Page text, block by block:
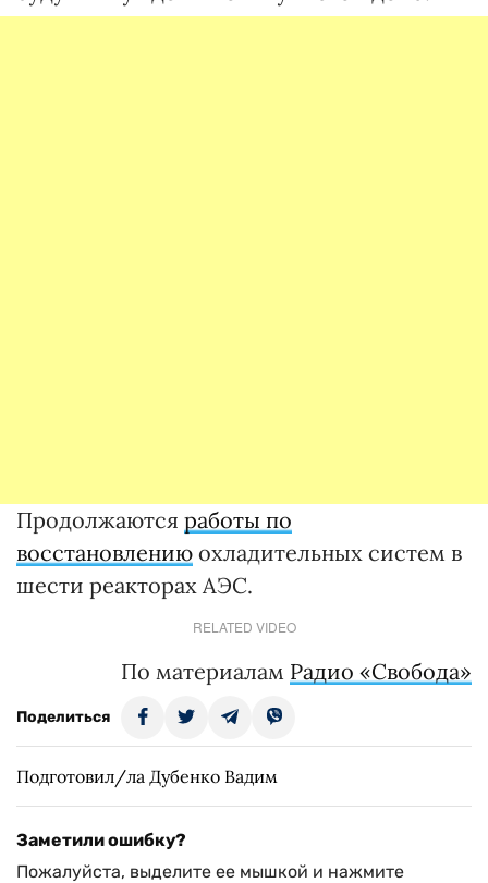
Продолжаются работы по
восстановлению охладительных систем в
шести реакторах АЭС.
RELATED VIDEO
По материалам Радио «Свобода»
Поделиться
Подготовил/ла Дубенко Вадим
Заметили ошибку?
Пожалуйста, выделите ее мышкой и нажмите